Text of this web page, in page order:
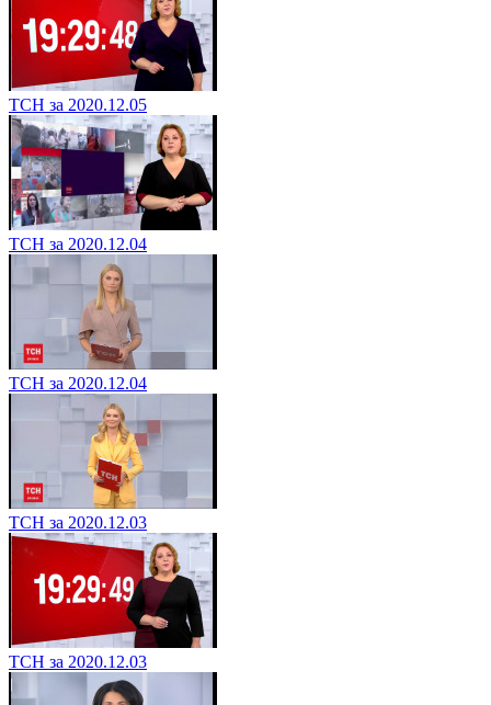
ТСН за 2020.12.05
ТСН за 2020.12.04
ТСН за 2020.12.04
ТСН за 2020.12.03
ТСН за 2020.12.03